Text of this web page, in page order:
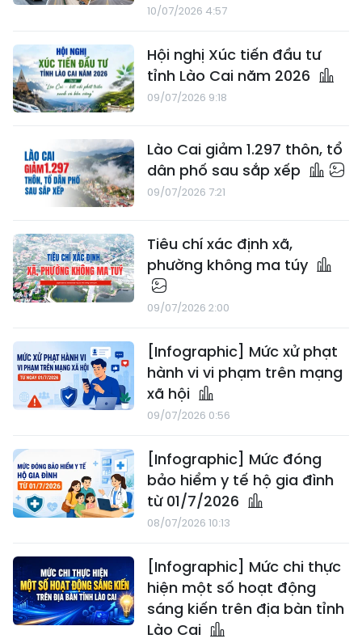
10/07/2026 4:57
Hội nghị Xúc tiến đầu tư
tỉnh Lào Cai năm 2026
09/07/2026 9:18
Lào Cai giảm 1.297 thôn, tổ
dân phố sau sắp xếp
09/07/2026 7:21
Tiêu chí xác định xã,
phường không ma túy
09/07/2026 2:00
[Infographic] Mức xử phạt
hành vi vi phạm trên mạng
xã hội
09/07/2026 0:56
[Infographic] Mức đóng
bảo hiểm y tế hộ gia đình
từ 01/7/2026
08/07/2026 10:13
[Infographic] Mức chi thực
hiện một số hoạt động
sáng kiến trên địa bàn tỉnh
Lào Cai